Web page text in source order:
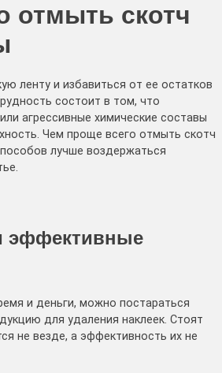
отмыть скотч
ленту и избавиться от ее остатков
состоит в том, что
агрессивные химические составы
Чем проще всего отмыть скотч
лучше воздержаться
эффективные
и деньги, можно постараться
для удаления наклеек. Стоят
не везде, а эффективность их не